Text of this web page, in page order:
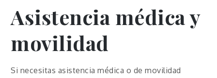
Asistencia médica y
movilidad
Si necesitas asistencia médica o de movilidad